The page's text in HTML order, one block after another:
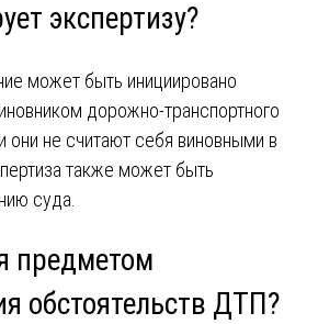
экспертизу?
может быть инициировано
дорожно-транспортного
они не считают себя виновными в
также может быть
суда.
предметом
обстоятельств ДТП?